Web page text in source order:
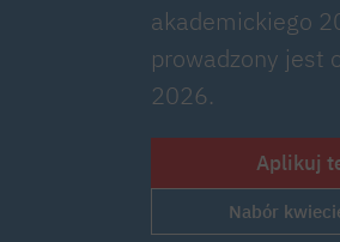
akademickiego
prowadzony jest
2026.
Aplikuj
Nabór